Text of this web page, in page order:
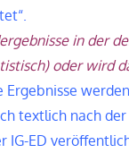
in der
oder wird
Ergebnisse
textlich nach
IG-ED